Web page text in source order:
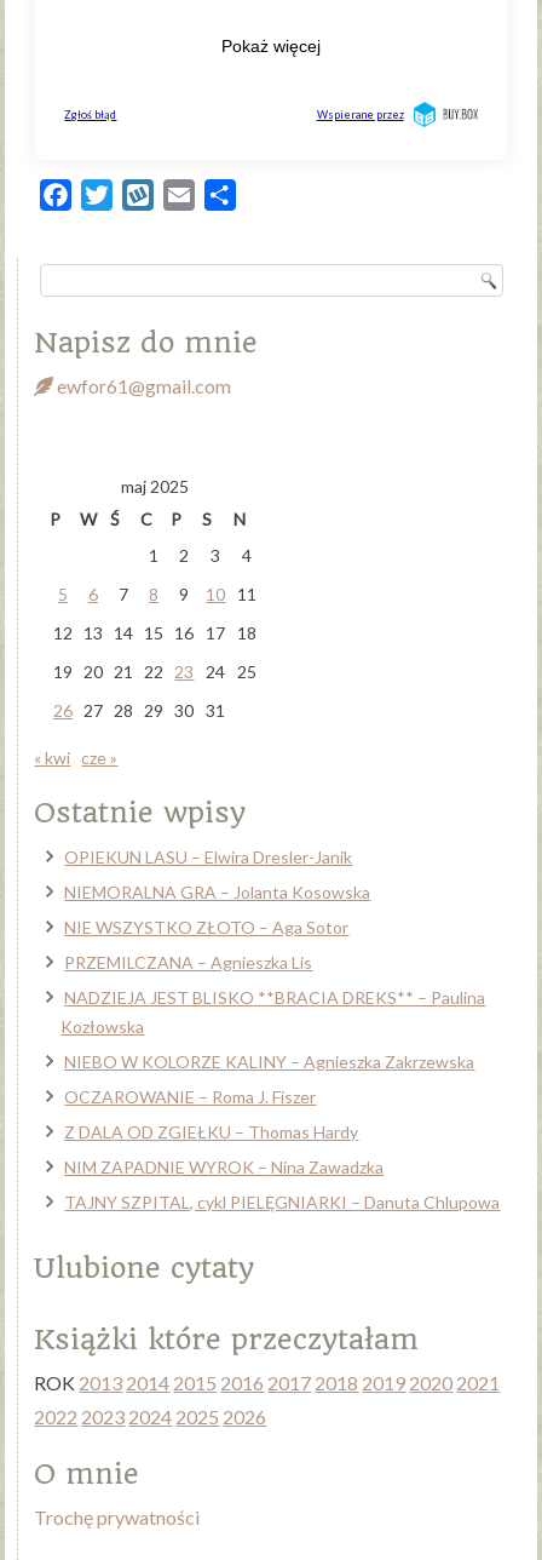
FacebookTwitterWykopEmail
Napisz do mnie
ewfor61@gmail.com
maj 2025
P
W Ś C P S
N
1
2 3
4
5
6 7 8 9 10
11
12
13 14 15 16 17
18
19
20 21 22 23 24
25
26 27 28 29 30 31
« kwi cze »
Ostatnie wpisy
OPIEKUN LASU – Elwira Dresler-Janik
NIEMORALNA GRA – Jolanta Kosowska
NIE WSZYSTKO ZŁOTO – Aga Sotor
PRZEMILCZANA – Agnieszka Lis
NADZIEJA JEST BLISKO **BRACIA DREKS** – Paulina
Kozłowska
NIEBO W KOLORZE KALINY – Agnieszka Zakrzewska
OCZAROWANIE – Roma J. Fiszer
Z DALA OD ZGIEŁKU – Thomas Hardy
NIM ZAPADNIE WYROK – Nina Zawadzka
TAJNY SZPITAL, cykl PIELĘGNIARKI – Danuta Chlupowa
Ulubione cytaty
Książki które przeczytałam
ROK 2013 2014 2015 2016 2017 2018 2019 2020 2021
2022 2023 2024 2025 2026
O mnie
Trochę prywatności